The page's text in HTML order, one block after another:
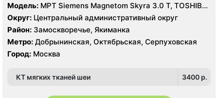
Модель: МРТ Siemens Magnetom Skyra 3.0 Т, TOSHIBA
Excelart Vantage Atlas-X 1.5 T, КТ Toshiba Aquilion
PRIME 160 срезов, УЗИ
Округ: Центральный административный округ
Район: Замоскворечье, Якиманка
Метро: Добрынинская, Октябрьская, Серпуховская
Город: Москва
КТ мягких тканей шеи 3400 p.